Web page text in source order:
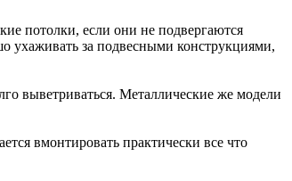
потолки, если они не подвергаются
ухаживать за подвесными конструкциями,
выветриваться. Металлические же модели
вмонтировать практически все что